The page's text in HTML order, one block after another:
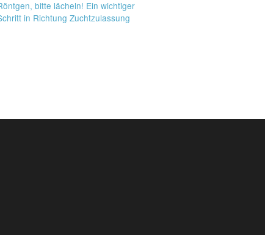
bitte lächeln! Ein wichtiger
in Richtung Zuchtzulassung